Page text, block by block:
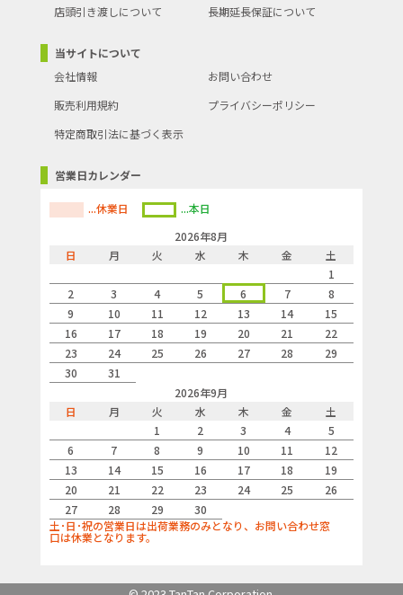
店頭引き渡しについて
長期延長保証について
当サイトについて
会社情報
お問い合わせ
販売利用規約
プライバシーポリシー
特定商取引法に基づく表示
営業日カレンダー
...休業日
...本日
2026年8月
日
月 火 水 木 金
土
1
2
3 4 5 6 7
8
9
10 11 12 13 14
15
16
17 18 19 20 21
22
23
24 25 26 27 28
29
30
31
2026年9月
日
月 火 水 木 金
土
1
2 3 4
5
6
7 8 9 10 11
12
13
14 15 16 17 18
19
20
21 22 23 24 25
26
27
28 29
30
土･日･祝の営業日は出荷業務のみとなり、お問い合わせ窓
口は休業となります。